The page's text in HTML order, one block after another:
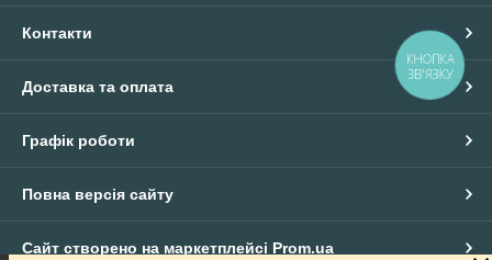
Контакти
Доставка та оплата
Графік роботи
Повна версія сайту
Сайт створено на маркетплейсі Prom.ua
КНОПКА
ЗВ'ЯЗКУ